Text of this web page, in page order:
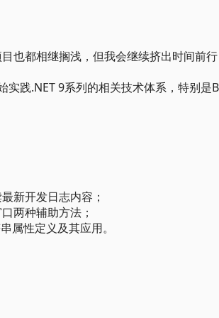
也都相继搁浅，但我会继续挤出时间前
践.NET 9系列的相关技术体系，特别是
新开发日志内容；
两种辅助方法；
属性定义及其应用。